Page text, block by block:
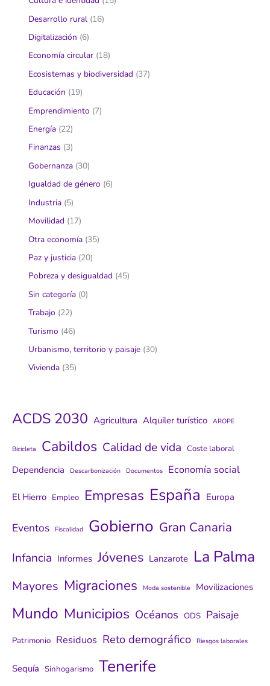
Desarrollo rural (16)
Digitalización (6)
Economía circular (18)
Ecosistemas y biodiversidad (37)
Educación (19)
Emprendimiento (7)
Energía (22)
Finanzas (3)
Gobernanza (30)
Igualdad de género (6)
Industria (5)
Movilidad (17)
Otra economía (35)
Paz y justicia (20)
Pobreza y desigualdad (45)
Sin categoría (0)
Trabajo (22)
Turismo (46)
Urbanismo, territorio y paisaje (30)
Vivienda (35)
ACDS 2030 Agricultura Alquiler turístico AROPE
Bicicleta Cabildos Calidad de vida Coste laboral
Dependencia Descarbonización Documentos Economía social
El Hierro Empleo Empresas España Europa
Eventos Fiscalidad Gobierno Gran Canaria
Infancia Informes Jóvenes Lanzarote La Palma
Mayores Migraciones Moda sostenible Movilizaciones
Mundo Municipios Océanos ODS Paisaje
Patrimonio Residuos Reto demográfico Riesgos laborales
Sequía Sinhogarismo Tenerife